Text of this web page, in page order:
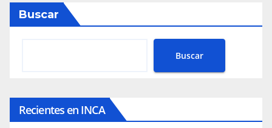
Buscar
Buscar
Recientes en INCA